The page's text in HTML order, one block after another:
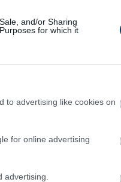
and/or Sharing
for which it
to advertising like cookies on
for online advertising
advertising.
15-20 percig, amíg a